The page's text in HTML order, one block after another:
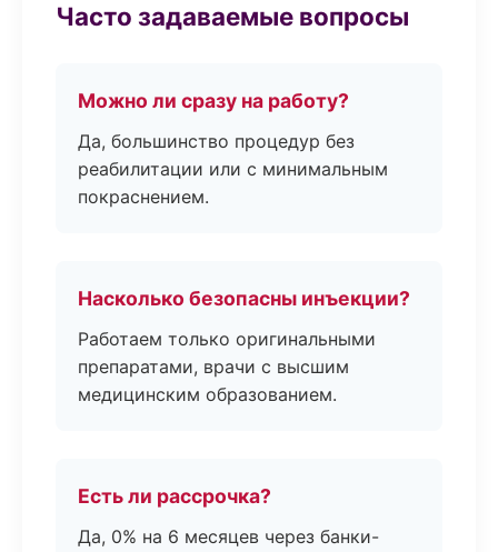
Часто задаваемые вопросы
Можно ли сразу на работу?
Да, большинство процедур без
реабилитации или с минимальным
покраснением.
Насколько безопасны инъекции?
Работаем только оригинальными
препаратами, врачи с высшим
медицинским образованием.
Есть ли рассрочка?
Да, 0% на 6 месяцев через банки-